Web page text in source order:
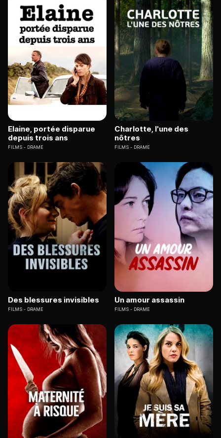
Elaine, portée disparue
depuis trois ans
FILMS DRAME
Charlotte, l'une des
nôtres
FILMS DRAME
Des blessures invisibles
FILMS DRAME
Un amour assassin
FILMS DRAME